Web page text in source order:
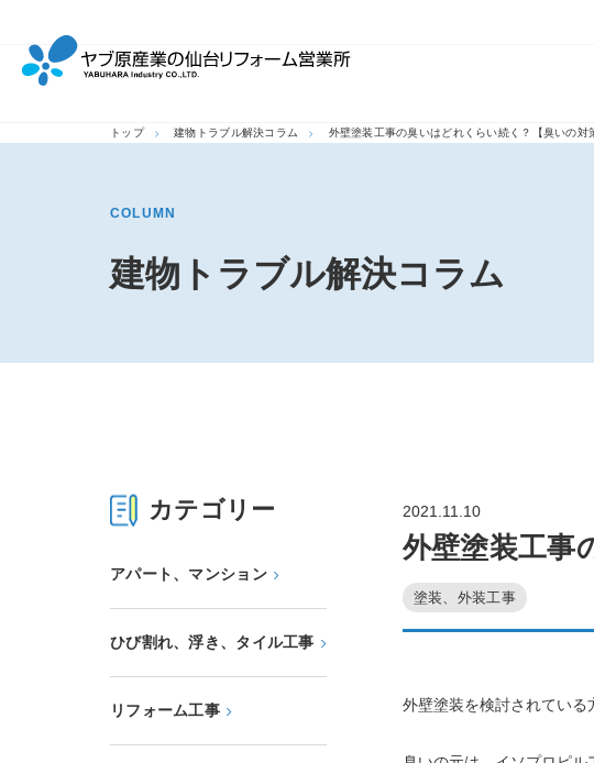
トップ 建物トラブル解決コラム 外壁塗装工事の臭いはどれくらい続く？【臭いの対
COLUMN
建物トラブル解決コラム
カテゴリー
アパート、マンション
ひび割れ、浮き、タイル工事
リフォーム工事
2021.11.10
外壁塗装工事
塗装、外装工事
外壁塗装を検討されてい